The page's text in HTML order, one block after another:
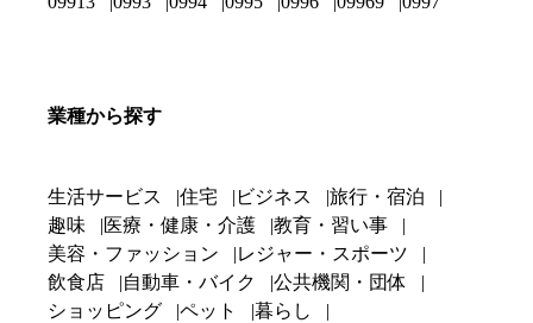
業種から探す
生活サービス 住宅 ビジネス
旅行・宿泊
趣味
医療・健康・介護
教育・習い事
美容・ファッション
レジャー・スポーツ
飲食店
自動車・バイク
公共機関・団体
ショッピング
ペット
暮らし